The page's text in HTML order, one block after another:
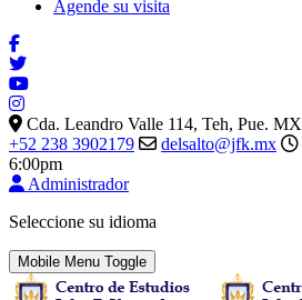
Agende su visita
Cda. Leandro Valle 114, Teh, Pue. MX
+52 238 3902179
delsalto@jfk.mx
6:00pm
Administrador
Seleccione su idioma
Mobile Menu Toggle